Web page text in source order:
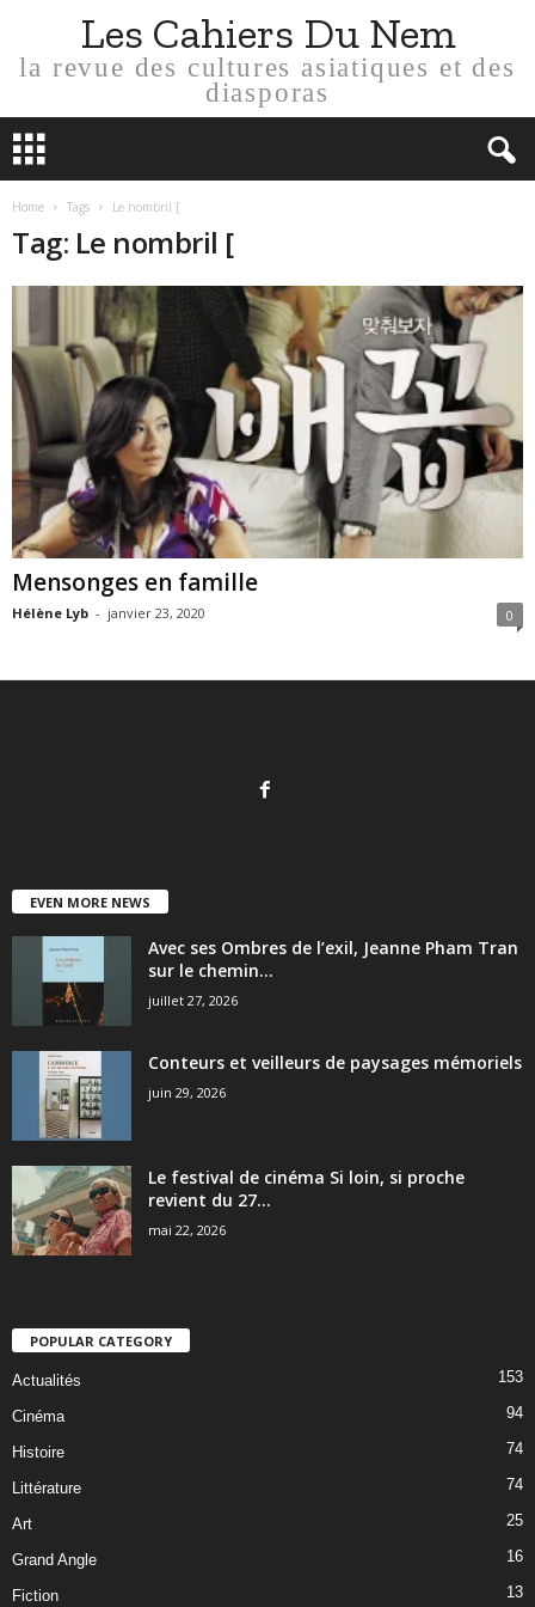
Les Cahiers Du Nem
la revue des cultures asiatiques et des
diasporas
Home Tags Le nombril [
Tag: Le nombril [
Mensonges en famille
Hélène Lyb - janvier 23, 2020 0
EVEN MORE NEWS
Avec ses Ombres de l’exil, Jeanne Pham Tran
sur le chemin...
juillet 27, 2026
Conteurs et veilleurs de paysages mémoriels
juin 29, 2026
Le festival de cinéma Si loin, si proche
revient du 27...
mai 22, 2026
POPULAR CATEGORY
Actualités 153
Cinéma 94
Histoire 74
Littérature 74
Art 25
Grand Angle 16
Fiction 13